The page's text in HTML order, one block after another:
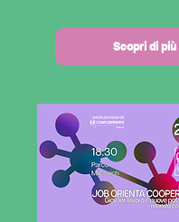
Scopri di più